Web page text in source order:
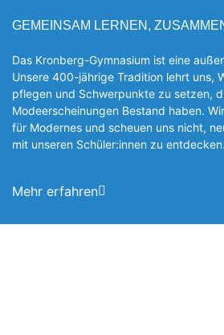
GEMEINSAM LERNEN,
Das Kronberg-Gymnasium ist eine
Unsere 400-jährige Tradition lehrt uns,
pflegen und Schwerpunkte zu setzen,
Modeerscheinungen Be­stand haben.
für Modernes und scheuen uns nicht,
mit unseren Schüler:innen zu entde­cken.
Mehr erfahren